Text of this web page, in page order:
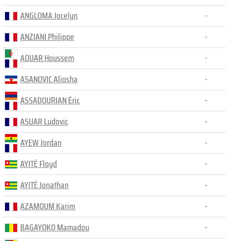
ANGLOMA Jocelyn
-
ANZIANI Philippe
-
AOUAR Houssem
-
ASANOVIC Aliosha
-
ASSADOURIAN Éric
-
ASUAR Ludovic
-
AYEW Jordan
-
AYITÉ Floyd
-
AYITÉ Jonathan
-
AZAMOUM Karim
-
BAGAYOKO Mamadou
-